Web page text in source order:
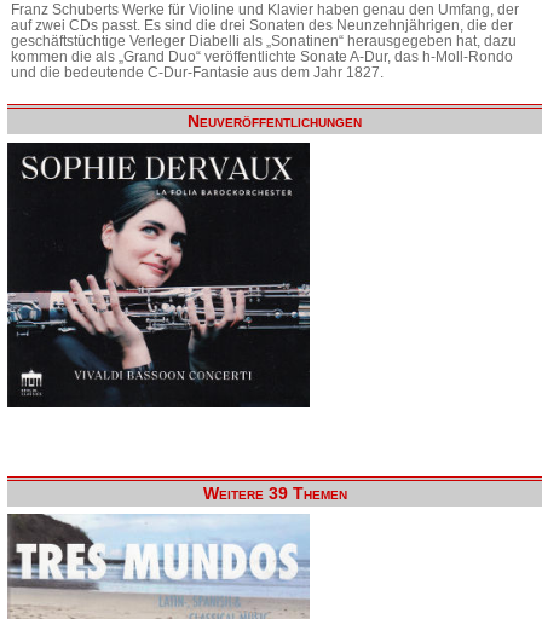
Franz Schuberts Werke für Violine und Klavier haben genau den Umfang, der
auf zwei CDs passt. Es sind die drei Sonaten des Neunzehnjährigen, die der
geschäftstüchtige Verleger Diabelli als „Sonatinen“ herausgegeben hat, dazu
kommen die als „Grand Duo“ veröffentlichte Sonate A-Dur, das h-Moll-Rondo
und die bedeutende C-Dur-Fantasie aus dem Jahr 1827.
Neuveröffentlichungen
Weitere 39 Themen